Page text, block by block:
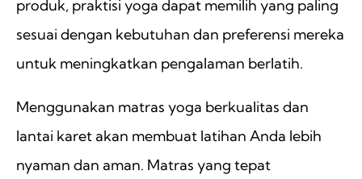
produk, praktisi yoga dapat memilih yang paling
sesuai dengan kebutuhan dan preferensi mereka
untuk meningkatkan pengalaman berlatih.
Menggunakan matras yoga berkualitas dan
lantai karet akan membuat latihan Anda lebih
nyaman dan aman. Matras yang tepat